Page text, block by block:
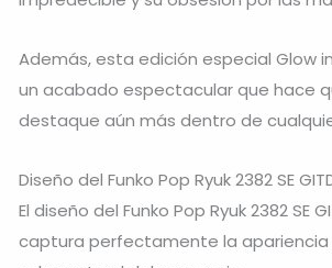
Además, esta edición especial Glow
un acabado espectacular que hace
destaque aún más dentro de
Diseño del Funko Pop Ryuk 2382 SE
El diseño del Funko Pop Ryuk 2382 SE
captura perfectamente la apariencia